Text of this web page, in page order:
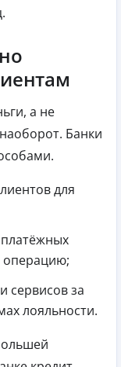
а не
Банки
для
операцию;
сервисов за
лояльности.